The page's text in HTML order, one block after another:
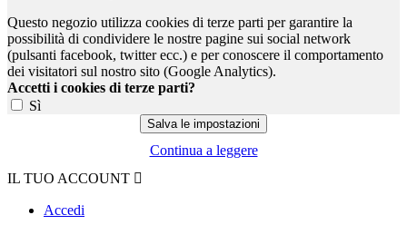
Questo negozio utilizza cookies di terze parti per garantire la
possibilità di condividere le nostre pagine sui social network
(pulsanti facebook, twitter ecc.) e per conoscere il comportamento
dei visitatori sul nostro sito (Google Analytics).
Accetti i cookies di terze parti?
Sì
Continua a leggere
IL TUO ACCOUNT 
Accedi